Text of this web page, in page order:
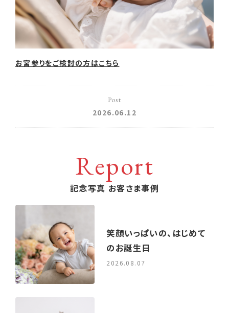
お宮参りをご検討の方はこちら
Post
2026.06.12
Report
記念写真 お客さま事例
笑顔いっぱいの、はじめて
のお誕生日
2026.08.07